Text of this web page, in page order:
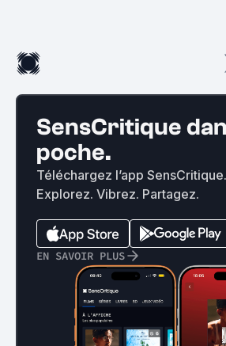
SensCritique
poche.
Téléchargez l’app SensCritique.
Explorez. Vibrez. Partagez.
EN SAVOIR PLUS